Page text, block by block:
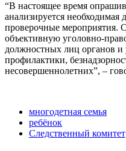
“В настоящее время
анализируется
проверочные мероприятия.
объективную уголовно-
должностных лиц органов
профилактики,
несовершеннолетних”, –
многодетная семья
ребёнок
Следственный комитет